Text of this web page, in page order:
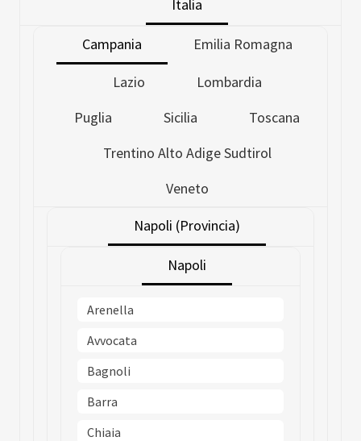
Italia
Campania Emilia Romagna
Lazio
Lombardia
Puglia
Sicilia
Toscana
Trentino Alto Adige Sudtirol
Veneto
Napoli (Provincia)
Napoli
Arenella
Avvocata
Bagnoli
Barra
Chiaia